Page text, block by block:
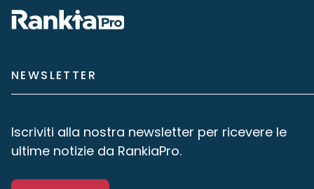
NEWSLETTER
Iscriviti alla nostra newsletter per ricevere le
ultime notizie da RankiaPro.